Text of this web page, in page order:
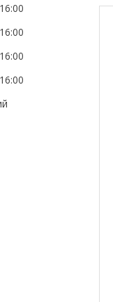
16:00
16:00
16:00
16:00